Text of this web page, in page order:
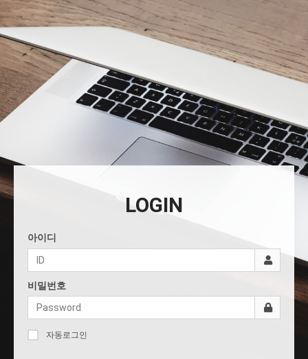
LOGIN
아이디
비밀번호
자동로그인